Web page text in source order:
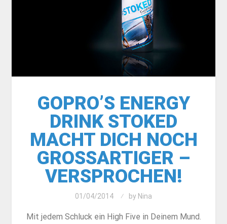
GOPRO’S ENERGY
DRINK STOKED
MACHT DICH NOCH
GROSSARTIGER – V
ERSPROCHEN!
01/04/2014 by Nina
Mit jedem Schluck ein High Five in Deinem Mund.